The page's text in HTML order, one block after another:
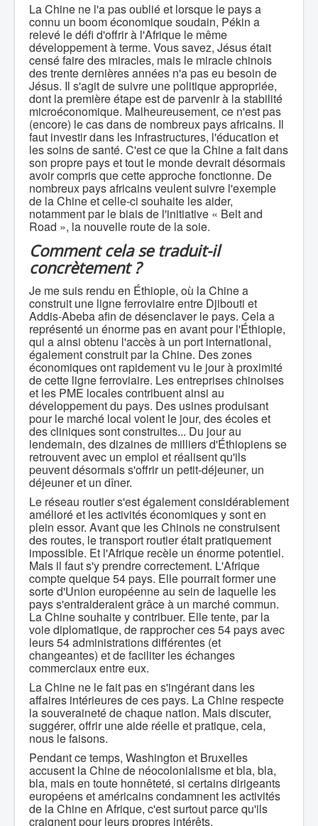
La Chine ne l'a pas oublié et lorsque le pays a
connu un boom économique soudain, Pékin a
relevé le défi d'offrir à l'Afrique le même
développement à terme. Vous savez, Jésus était
censé faire des miracles, mais le miracle chinois
des trente dernières années n'a pas eu besoin de
Jésus. Il s'agit de suivre une politique appropriée,
dont la première étape est de parvenir à la stabilité
microéconomique. Malheureusement, ce n'est pas
(encore) le cas dans de nombreux pays africains. Il
faut investir dans les infrastructures, l'éducation et
les soins de santé. C'est ce que la Chine a fait dans
son propre pays et tout le monde devrait désormais
avoir compris que cette approche fonctionne. De
nombreux pays africains veulent suivre l'exemple
de la Chine et celle-ci souhaite les aider,
notamment par le biais de l'initiative « Belt and
Road », la nouvelle route de la soie.
Comment cela se traduit-il
concrètement ?
Je me suis rendu en Éthiopie, où la Chine a
construit une ligne ferroviaire entre Djibouti et
Addis-Abeba afin de désenclaver le pays. Cela a
représenté un énorme pas en avant pour l'Éthiopie,
qui a ainsi obtenu l'accès à un port international,
également construit par la Chine. Des zones
économiques ont rapidement vu le jour à proximité
de cette ligne ferroviaire. Les entreprises chinoises
et les PME locales contribuent ainsi au
développement du pays. Des usines produisant
pour le marché local voient le jour, des écoles et
des cliniques sont construites... Du jour au
lendemain, des dizaines de milliers d'Éthiopiens se
retrouvent avec un emploi et réalisent qu'ils
peuvent désormais s'offrir un petit-déjeuner, un
déjeuner et un dîner.
Le réseau routier s'est également considérablement
amélioré et les activités économiques y sont en
plein essor. Avant que les Chinois ne construisent
des routes, le transport routier était pratiquement
impossible. Et l'Afrique recèle un énorme potentiel.
Mais il faut s'y prendre correctement. L'Afrique
compte quelque 54 pays. Elle pourrait former une
sorte d'Union européenne au sein de laquelle les
pays s'entraideraient grâce à un marché commun.
La Chine souhaite y contribuer. Elle tente, par la
voie diplomatique, de rapprocher ces 54 pays avec
leurs 54 administrations différentes (et
changeantes) et de faciliter les échanges
commerciaux entre eux.
La Chine ne le fait pas en s'ingérant dans les
affaires intérieures de ces pays. La Chine respecte
la souveraineté de chaque nation. Mais discuter,
suggérer, offrir une aide réelle et pratique, cela,
nous le faisons.
Pendant ce temps, Washington et Bruxelles
accusent la Chine de néocolonialisme et bla, bla,
bla, mais en toute honnêteté, si certains dirigeants
européens et américains condamnent les activités
de la Chine en Afrique, c'est surtout parce qu'ils
craignent pour leurs propres intérêts.